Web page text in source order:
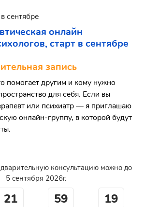
сентябре
онлайн
старт в сентябре
запись
помогает другим и кому нужно
для себя. Если вы
или психиатр — я приглашаю
онлайн-группу, в которой будут
консультацию можно до
5 сентября 2026г.
21 59 18